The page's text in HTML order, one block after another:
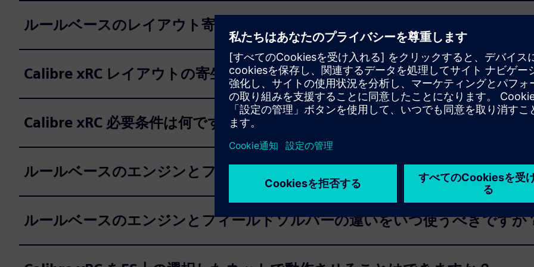
ルールベースのレイアウト寄生抽出エンジン/ツールとは何ですか？
Calibre xRC レイアウトの寄生抽出ツールとは何ですか？
Calibre xRC 必要条件は何ですか？
ルールベースのエンジンとフィールドソルバーの違いは何ですか
ルールベースのエンジンとフィールドソルバーの違いをいつ使うべきですか